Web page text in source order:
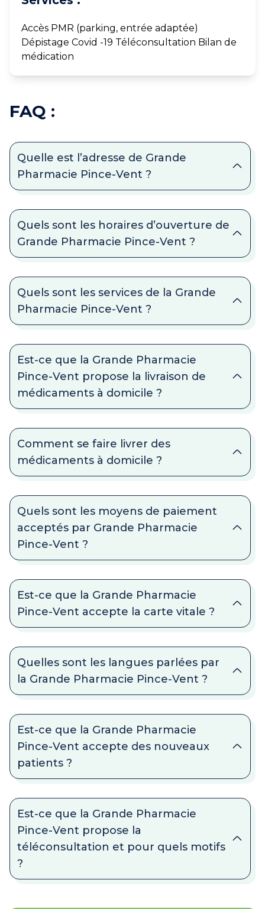
Accès PMR (parking, entrée adaptée)
Dépistage Covid -19 Téléconsultation Bilan de
médication
FAQ :
Quelle est l’adresse de Grande
Pharmacie Pince-Vent ?
Quels sont les horaires d’ouverture de
Grande Pharmacie Pince-Vent ?
Quels sont les services de la Grande
Pharmacie Pince-Vent ?
Est-ce que la Grande Pharmacie
Pince-Vent propose la livraison de
médicaments à domicile ?
Comment se faire livrer des
médicaments à domicile ?
Quels sont les moyens de paiement
acceptés par Grande Pharmacie
Pince-Vent ?
Est-ce que la Grande Pharmacie
Pince-Vent accepte la carte vitale ?
Quelles sont les langues parlées par
la Grande Pharmacie Pince-Vent ?
Est-ce que la Grande Pharmacie
Pince-Vent accepte des nouveaux
patients ?
Est-ce que la Grande Pharmacie
Pince-Vent propose la
téléconsultation et pour quels motifs
?